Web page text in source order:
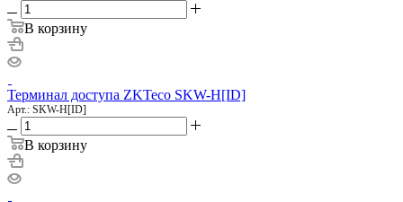
В корзину
Терминал доступа ZKTeco SKW-H[ID]
Арт.: SKW-H[ID]
В корзину